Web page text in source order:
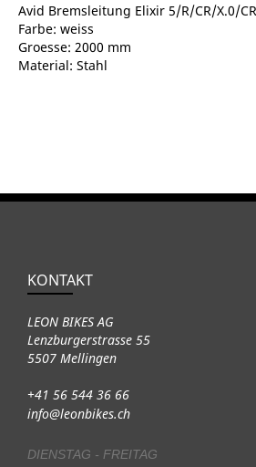
Avid Bremsleitung Elixir 5/R/CR/X.0/
Farbe: weiss
Groesse: 2000 mm
Material: Stahl
KONTAKT
LEON BIKES AG
Lenzburgerstrasse 55
5507 Mellingen
+41 56 544 36 66
info@leonbikes.ch
DIENSTAG - FREITAG